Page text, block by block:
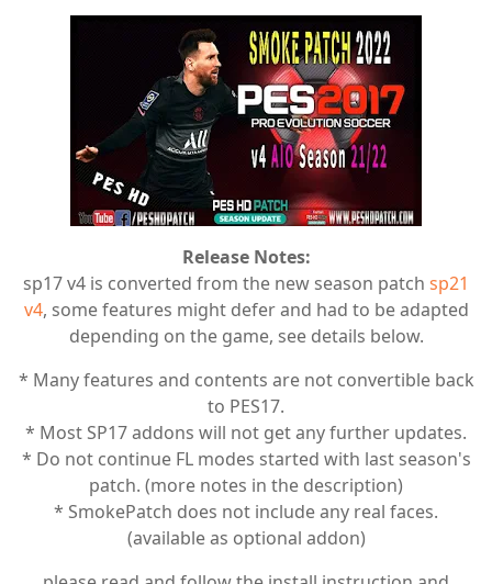
Release Notes:
sp17 v4 is converted from the new season patch sp21
v4, some features might defer and had to be adapted
depending on the game, see details below.
* Many features and contents are not convertible back
to PES17.
* Most SP17 addons will not get any further updates.
* Do not continue FL modes started with last season's
patch. (more notes in the description)
* SmokePatch does not include any real faces.
(available as optional addon)